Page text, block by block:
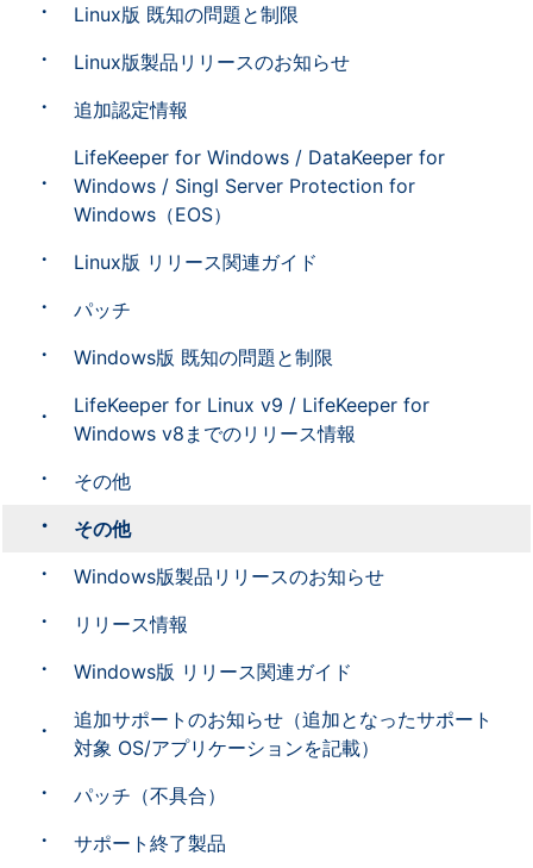
Linux版 既知の問題と制限
Linux版製品リリースのお知らせ
追加認定情報
LifeKeeper for Windows / DataKeeper for
Windows / Singl Server Protection for
Windows（EOS）
Linux版 リリース関連ガイド
パッチ
Windows版 既知の問題と制限
LifeKeeper for Linux v9 / LifeKeeper for
Windows v8までのリリース情報
その他
その他
Windows版製品リリースのお知らせ
リリース情報
Windows版 リリース関連ガイド
追加サポートのお知らせ（追加となったサポート
対象 OS/アプリケーションを記載）
パッチ（不具合）
サポート終了製品